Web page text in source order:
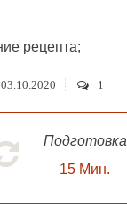
;
03.10.2020 1
Подготовка
15 Мин.